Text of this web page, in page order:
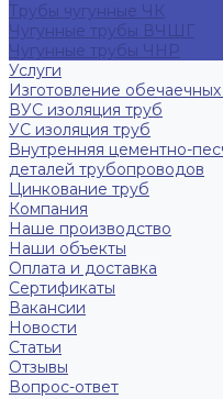
Трубы чугунные ЧК
Чугунные трубы ВЧШГ
Чугунные трубы ЧНР
Услуги
Изготовление
ВУС изоляция труб
УС изоляция труб
Внутренняя цементно-
деталей трубопроводов
Цинкование труб
Компания
Наше производство
Наши объекты
Оплата и доставка
Сертификаты
Вакансии
Новости
Статьи
Отзывы
Вопрос-ответ